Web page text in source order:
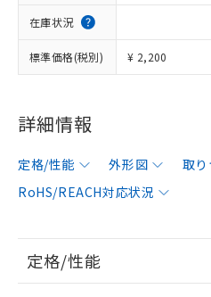
在庫状況
標準価格(税別) ¥ 2,200
詳細情報
定格/性能 外形図 取
RoHS/REACH対応状況
定格/性能